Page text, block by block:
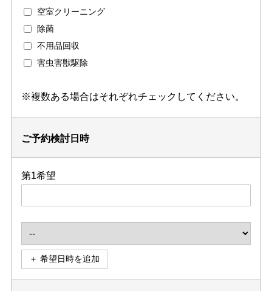
空室クリーニング
除菌
不用品回収
害虫害獣駆除
※複数ある場合はそれぞれチェックしてください。
ご予約検討日時
第1希望
＋ 希望日時を追加